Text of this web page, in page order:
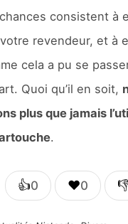
consistent à
revendeur, et à
cela a pu se
Quoi qu’il en soit,
plus que jamais
.
👍0 ❤️0